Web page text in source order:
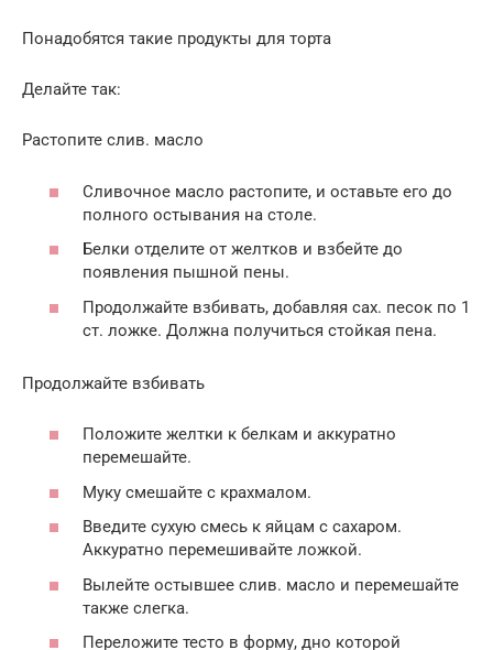
Понадобятся такие продукты для торта
Делайте так:
Растопите слив. масло
Сливочное масло растопите, и оставьте его до
полного остывания на столе.
Белки отделите от желтков и взбейте до
появления пышной пены.
Продолжайте взбивать, добавляя сах. песок по 1
ст. ложке. Должна получиться стойкая пена.
Продолжайте взбивать
Положите желтки к белкам и аккуратно
перемешайте.
Муку смешайте с крахмалом.
Введите сухую смесь к яйцам с сахаром.
Аккуратно перемешивайте ложкой.
Вылейте остывшее слив. масло и перемешайте
также слегка.
Переложите тесто в форму, дно которой